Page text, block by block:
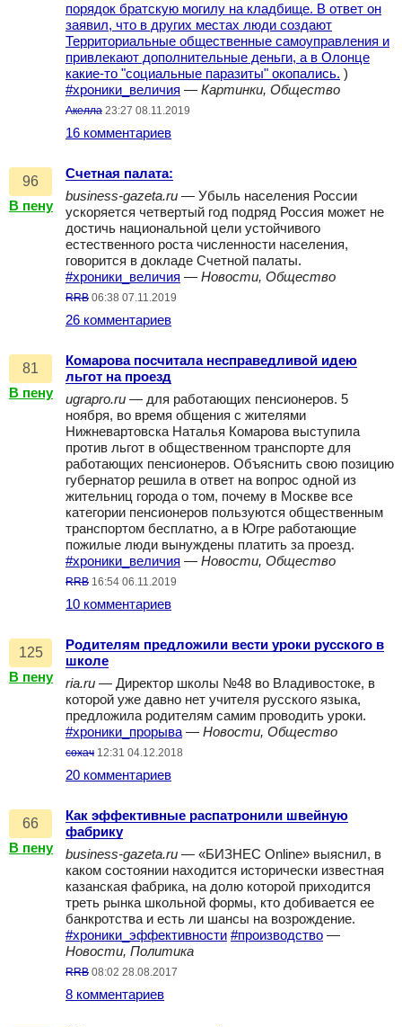
порядок братскую могилу на кладбище. В ответ он
заявил, что в других местах люди создают
Территориальные общественные самоуправления и
привлекают дополнительные деньги, а в Олонце
какие-то "социальные паразиты" окопались. )
#хроники_величия — Картинки, Общество
Акелла 23:27 08.11.2019
16 комментариев
96
В пену
Счетная палата:
business-gazeta.ru — Убыль населения России
ускоряется четвертый год подряд Россия может не
достичь национальной цели устойчивого
естественного роста численности населения,
говорится в докладе Счетной палаты.
#хроники_величия — Новости, Общество
RRB 06:38 07.11.2019
26 комментариев
81
В пену
Комарова посчитала несправедливой идею
льгот на проезд
ugrapro.ru — для работающих пенсионеров. 5
ноября, во время общения с жителями
Нижневартовска Наталья Комарова выступила
против льгот в общественном транспорте для
работающих пенсионеров. Объяснить свою позицию
губернатор решила в ответ на вопрос одной из
жительниц города о том, почему в Москве все
категории пенсионеров пользуются общественным
транспортом бесплатно, а в Югре работающие
пожилые люди вынуждены платить за проезд.
#хроники_величия — Новости, Общество
RRB 16:54 06.11.2019
10 комментариев
125
В пену
Родителям предложили вести уроки русского в
школе
ria.ru — Директор школы №48 во Владивостоке, в
которой уже давно нет учителя русского языка,
предложила родителям самим проводить уроки.
#хроники_прорыва — Новости, Общество
сохач 12:31 04.12.2018
20 комментариев
66
В пену
Как эффективные распатронили швейную
фабрику
business-gazeta.ru — «БИЗНЕС Online» выяснил, в
каком состоянии находится исторически известная
казанская фабрика, на долю которой приходится
треть рынка школьной формы, кто добивается ее
банкротства и есть ли шансы на возрождение.
#хроники_эффективности #производство —
Новости, Политика
RRB 08:02 28.08.2017
8 комментариев